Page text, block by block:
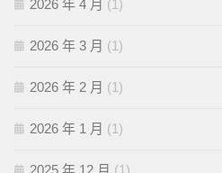
2026 年 4 月 (1)
2026 年 3 月 (1)
2026 年 2 月 (1)
2026 年 1 月 (1)